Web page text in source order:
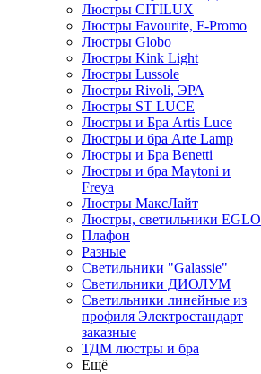
Люстры CITILUX
Люстры Favourite, F-Promo
Люстры Globo
Люстры Kink Light
Люстры Lussole
Люстры Rivoli, ЭРА
Люстры ST LUCE
Люстры и Бра Artis Luce
Люстры и бра Arte Lamp
Люстры и Бра Benetti
Люстры и бра Maytoni и
Freya
Люстры МаксЛайт
Люстры, светильники EGLO
Плафон
Разные
Светильники "Galassie"
Светильники ДИОЛУМ
Светильники линейные из
профиля Электростандарт
заказные
ТДМ люстры и бра
Ещё